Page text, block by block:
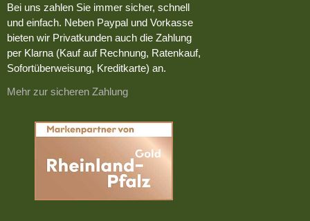
Bei uns zahlen Sie immer sicher, schnell
und einfach. Neben Paypal und Vorkasse
bieten wir Privatkunden auch die Zahlung
per Klarna (Kauf auf Rechnung, Ratenkauf,
Sofortüberweisung, Kreditkarte) an.
Mehr zur sicheren Zahlung